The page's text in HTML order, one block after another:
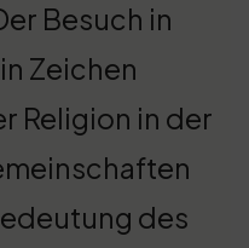
Besuch in
Zeichen
Religion in der
des